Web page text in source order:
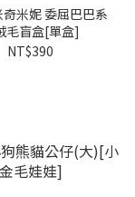
米妮 委屈巴巴系
毛盲盒[單盒]
NT$390